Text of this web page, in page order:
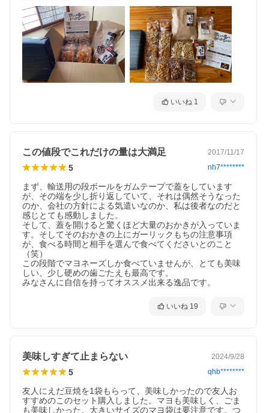
いいね 1
この値段でこれだけの量は大満足 2017/11/17
5 nh7********
まず、輸送用の段ボールをガムテープで蓋をしています
が、その端を少し折り返していて、それは偶然そうなった
のか、会社の方針による気遣いなのか、私は後者なのだと
感じとても感動しました。
そして、蓋を開けると驚くほど大量のおかきが入っていま
す。そしてそのおかきの上にガーリックもちの注意事項
が、食べる時間と相手を選んで食べてくださいとのこと
（笑）
この段階でマヨネーズしか食べていませんが、とても美味
しい、少し硬めの歯ごたえも最高です。
みなさんに自信を持ってオススメ出来る逸品です。
いいね 19
美味しすぎて止まらない 2024/9/28
5 qhb********
友人にえだ豆焼を1袋もらって、美味しかったので友人お
すすめのこのセット購入しました。マヨも美味しく、ごま
も美味しかった。大きいサイズのマヨ袋は要注意です。つ